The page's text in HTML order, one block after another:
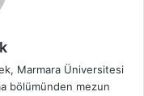
Marmara Üniversitesi
bölümünden mezun